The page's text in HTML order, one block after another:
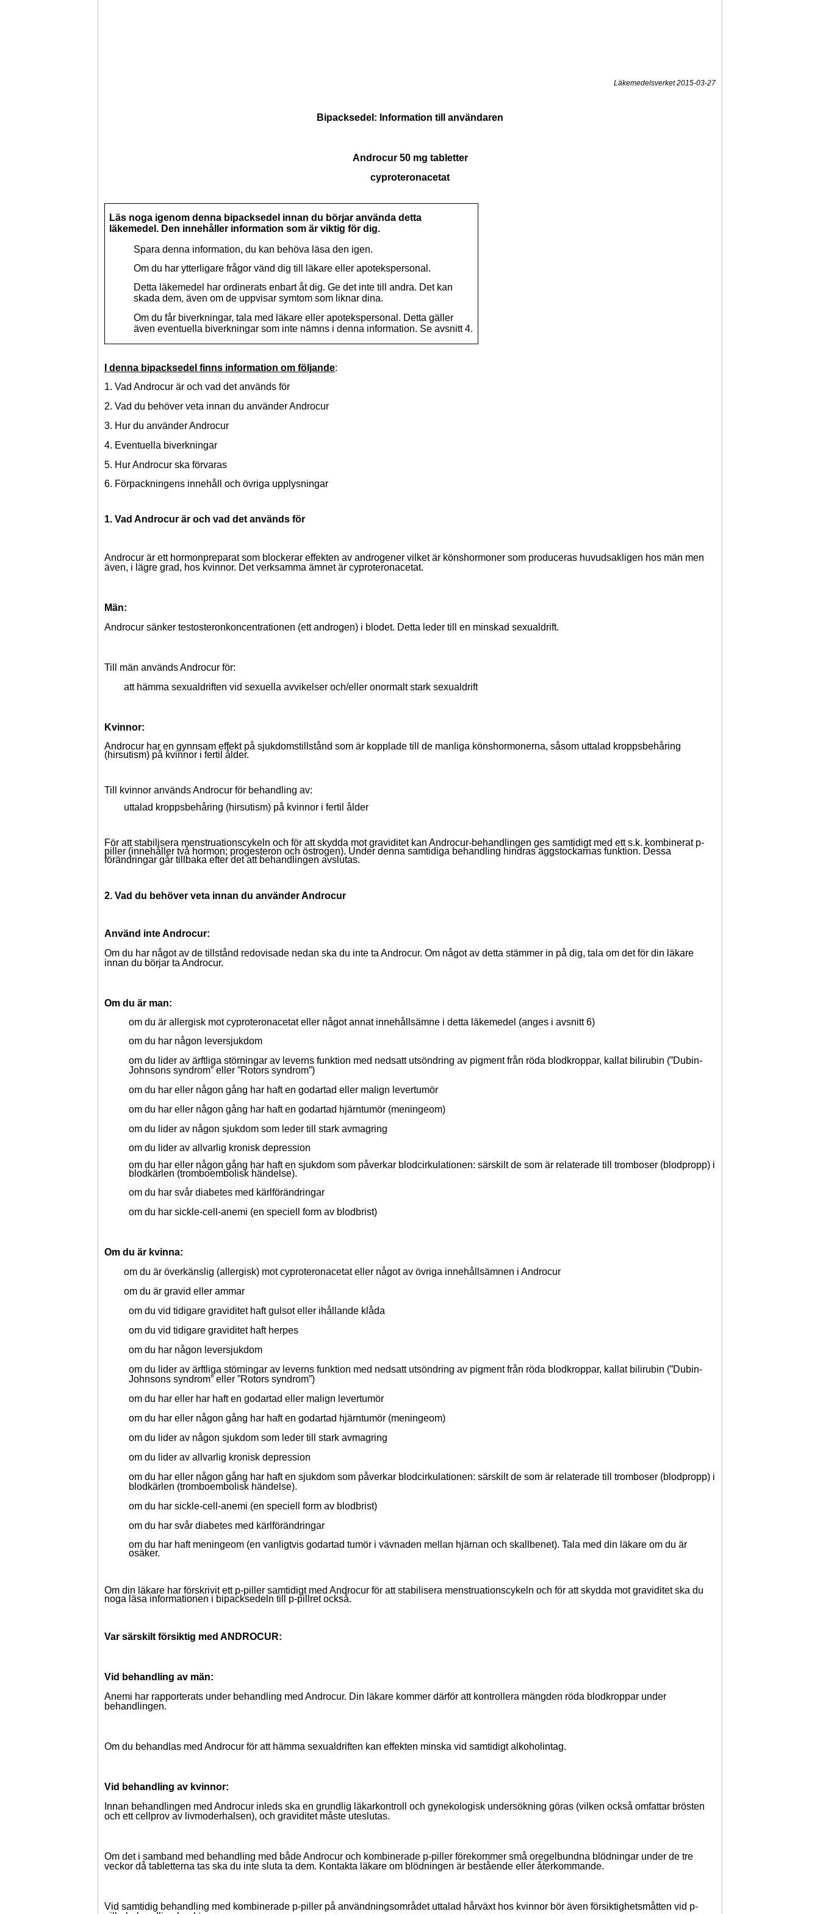
Läkemedelsverket 2015-03-27
Bipacksedel: Information till användaren
Androcur 50 mg tabletter
cyproteronacetat
Läs noga igenom denna bipacksedel innan du börjar använda detta
läkemedel. Den innehåller information som är viktig för dig.
Spara denna information, du kan behöva läsa den igen.
Om du har ytterligare frågor vänd dig till läkare eller apotekspersonal.
Detta läkemedel har ordinerats enbart åt dig. Ge det inte till andra. Det kan
skada dem, även om de uppvisar symtom som liknar dina.
Om du får biverkningar, tala med läkare eller apotekspersonal. Detta gäller
även eventuella biverkningar som inte nämns i denna information. Se avsnitt 4.
I denna bipacksedel finns information om följande:
1. Vad Androcur är och vad det används för
2. Vad du behöver veta innan du använder Androcur
3. Hur du använder Androcur
4. Eventuella biverkningar
5. Hur Androcur ska förvaras
6. Förpackningens innehåll och övriga upplysningar
1. Vad Androcur är och vad det används för
Androcur är ett hormonpreparat som blockerar effekten av androgener vilket är könshormoner som produceras huvudsakligen hos män men
även, i lägre grad, hos kvinnor. Det verksamma ämnet är cyproteronacetat.
Män:
Androcur sänker testosteronkoncentrationen (ett androgen) i blodet. Detta leder till en minskad sexualdrift.
Till män används Androcur för:
att hämma sexualdriften vid sexuella avvikelser och/eller onormalt stark sexualdrift
Kvinnor:
Androcur har en gynnsam effekt på sjukdomstillstånd som är kopplade till de manliga könshormonerna, såsom uttalad kroppsbehåring
(hirsutism) på kvinnor i fertil ålder.
Till kvinnor används Androcur för behandling av:
uttalad kroppsbehåring (hirsutism) på kvinnor i fertil ålder
För att stabilisera menstruationscykeln och för att skydda mot graviditet kan Androcur-behandlingen ges samtidigt med ett s.k. kombinerat p-
piller (innehåller två hormon; progesteron och östrogen). Under denna samtidiga behandling hindras äggstockarnas funktion. Dessa
förändringar går tillbaka efter det att behandlingen avslutas.
2. Vad du behöver veta innan du använder Androcur
Använd inte Androcur:
Om du har något av de tillstånd redovisade nedan ska du inte ta Androcur. Om något av detta stämmer in på dig, tala om det för din läkare
innan du börjar ta Androcur.
Om du är man:
om du är allergisk mot cyproteronacetat eller något annat innehållsämne i detta läkemedel (anges i avsnitt 6)
om du har någon leversjukdom
om du lider av ärftliga störningar av leverns funktion med nedsatt utsöndring av pigment från röda blodkroppar, kallat bilirubin (”Dubin-
Johnsons syndrom” eller ”Rotors syndrom”)
om du har eller någon gång har haft en godartad eller malign levertumör
om du har eller någon gång har haft en godartad hjärntumör (meningeom)
om du lider av någon sjukdom som leder till stark avmagring
om du lider av allvarlig kronisk depression
om du har eller någon gång har haft en sjukdom som påverkar blodcirkulationen: särskilt de som är relaterade till tromboser (blodpropp) i
blodkärlen (tromboembolisk händelse).
om du har svår diabetes med kärlförändringar
om du har sickle-cell-anemi (en speciell form av blodbrist)
Om du är kvinna:
om du är överkänslig (allergisk) mot cyproteronacetat eller något av övriga innehållsämnen i Androcur
om du är gravid eller ammar
om du vid tidigare graviditet haft gulsot eller ihållande klåda
om du vid tidigare graviditet haft herpes
om du har någon leversjukdom
om du lider av ärftliga störningar av leverns funktion med nedsatt utsöndring av pigment från röda blodkroppar, kallat bilirubin (”Dubin-
Johnsons syndrom” eller ”Rotors syndrom”)
om du har eller har haft en godartad eller malign levertumör
om du har eller någon gång har haft en godartad hjärntumör (meningeom)
om du lider av någon sjukdom som leder till stark avmagring
om du lider av allvarlig kronisk depression
om du har eller någon gång har haft en sjukdom som påverkar blodcirkulationen: särskilt de som är relaterade till tromboser (blodpropp) i
blodkärlen (tromboembolisk händelse).
om du har sickle-cell-anemi (en speciell form av blodbrist)
om du har svår diabetes med kärlförändringar
om du har haft meningeom (en vanligtvis godartad tumör i vävnaden mellan hjärnan och skallbenet). Tala med din läkare om du är
osäker.
Om din läkare har förskrivit ett p-piller samtidigt med Androcur för att stabilisera menstruationscykeln och för att skydda mot graviditet ska du
noga läsa informationen i bipacksedeln till p-pillret också.
Var särskilt försiktig med ANDROCUR:
Vid behandling av män:
Anemi har rapporterats under behandling med Androcur. Din läkare kommer därför att kontrollera mängden röda blodkroppar under
behandlingen.
Om du behandlas med Androcur för att hämma sexualdriften kan effekten minska vid samtidigt alkoholintag.
Vid behandling av kvinnor:
Innan behandlingen med Androcur inleds ska en grundlig läkarkontroll och gynekologisk undersökning göras (vilken också omfattar brösten
och ett cellprov av livmoderhalsen), och graviditet måste uteslutas.
Om det i samband med behandling med både Androcur och kombinerade p-piller förekommer små oregelbundna blödningar under de tre
veckor då tabletterna tas ska du inte sluta ta dem. Kontakta läkare om blödningen är bestående eller återkommande.
Vid samtidig behandling med kombinerade p-piller på användningsområdet uttalad hårväxt hos kvinnor bör även försiktighetsmåtten vid p-